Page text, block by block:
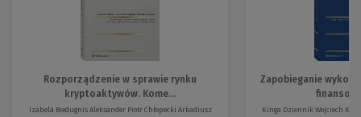
Rozporządzenie w sprawie rynku
kryptoaktywów. Kome...
Izabela Biedugnis Aleksander Piotr Chłopecki Arkadiusz
Zapobieganie
Kinga Dziennik Wojciech